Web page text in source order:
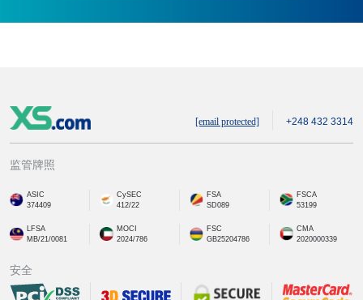
[email protected] +248 432 3314
监管牌照
ASIC
374409
CySEC
412/22
FSA
SD089
FSCA
53199
LFSA
MB/21/0081
MOCI
2024/786
FSC
GB25204786
CMA
2020000339
安全